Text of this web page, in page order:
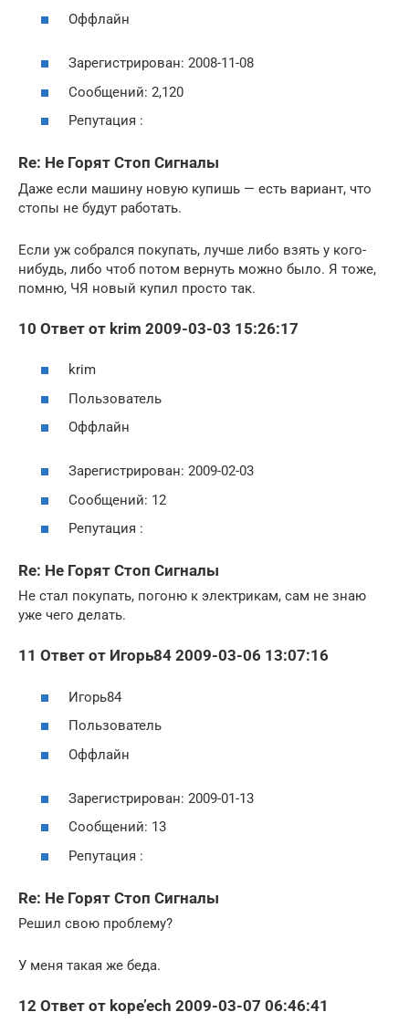
Оффлайн
Зарегистрирован: 2008-11-08
Сообщений: 2,120
Репутация :
Re: Не Горят Стоп Сигналы
Даже если машину новую купишь — есть вариант, что
стопы не будут работать.
Если уж собрался покупать, лучше либо взять у кого-
нибудь, либо чтоб потом вернуть можно было. Я тоже,
помню, ЧЯ новый купил просто так.
10 Ответ от krim 2009-03-03 15:26:17
krim
Пользователь
Оффлайн
Зарегистрирован: 2009-02-03
Сообщений: 12
Репутация :
Re: Не Горят Стоп Сигналы
Не стал покупать, погоню к электрикам, сам не знаю
уже чего делать.
11 Ответ от Игорь84 2009-03-06 13:07:16
Игорь84
Пользователь
Оффлайн
Зарегистрирован: 2009-01-13
Сообщений: 13
Репутация :
Re: Не Горят Стоп Сигналы
Решил свою проблему?
У меня такая же беда.
12 Ответ от kope’ech 2009-03-07 06:46:41